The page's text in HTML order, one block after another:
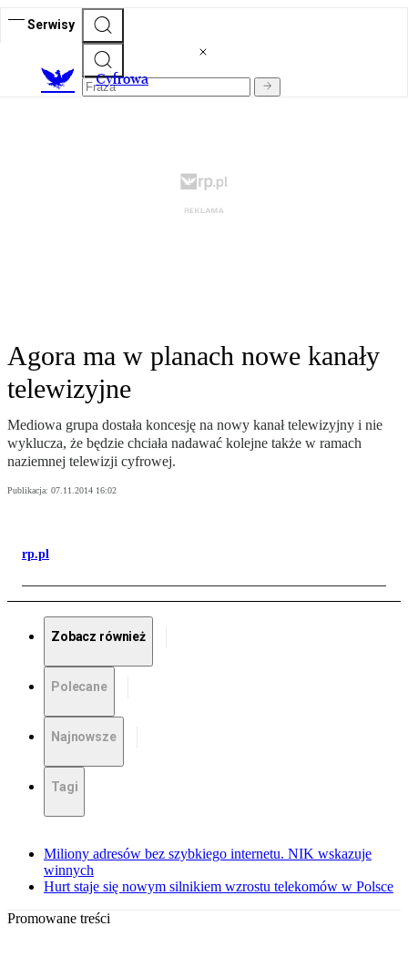
Serwisy
Cyfrowa
Agora ma w planach nowe kanały
telewizyjne
Mediowa grupa dostała koncesję na nowy kanał telewizyjny i nie
wyklucza, że będzie chciała nadawać kolejne także w ramach
naziemnej telewizji cyfrowej.
Publikacja: 07.11.2014 16:02
rp.pl
Zobacz również
Polecane
Najnowsze
Tagi
Miliony adresów bez szybkiego internetu. NIK wskazuje
winnych
Hurt staje się nowym silnikiem wzrostu telekomów w Polsce
Promowane treści